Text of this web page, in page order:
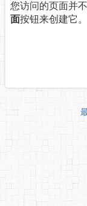
您访问的页面并
面按钮来创建它。